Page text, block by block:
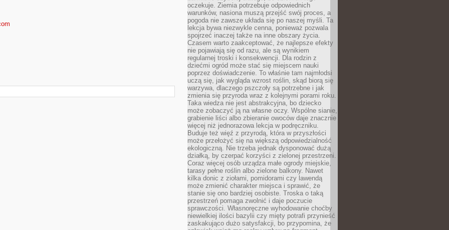
oczekuje. Ziemia potrzebuje odpowiednich
warunków, nasiona muszą przejść swój proces, a
pogoda nie zawsze układa się po naszej myśli. Ta
lekcja bywa niezwykle cenna, ponieważ pozwala
spojrzeć inaczej także na inne obszary życia.
Czasem warto zaakceptować, że najlepsze efekty
nie pojawiają się od razu, ale są wynikiem
regularnej troski i konsekwencji. Dla rodzin z
dziećmi ogród może stać się miejscem nauki
poprzez doświadczenie. To właśnie tam najmłodsi
uczą się, jak wygląda wzrost roślin, skąd biorą się
warzywa, dlaczego pszczoły są potrzebne i jak
zmienia się przyroda wraz z kolejnymi porami roku.
Taka wiedza nie jest abstrakcyjna, bo dziecko
może zobaczyć ją na własne oczy. Wspólne sianie,
grabienie liści albo zbieranie owoców daje znacznie
więcej niż jednorazowa lekcja w podręczniku.
Buduje też więź z przyrodą, która w przyszłości
może przełożyć się na większą odpowiedzialność
ekologiczną. Nie trzeba jednak dysponować dużą
działką, by czerpać korzyści z zielonej przestrzeni.
Coraz więcej osób urządza małe ogrody miejskie,
tarasy pełne roślin albo zielone balkony. Nawet
kilka donic z ziołami, pomidorami czy lawendą
może zmienić charakter miejsca i sprawić, że
stanie się ono bardziej osobiste. Troska o taką
przestrzeń pomaga zwolnić i daje poczucie
sprawczości. Własnoręczne wyhodowanie choćby
niewielkiej ilości bazylii czy mięty potrafi przynieść
zaskakująco dużo satysfakcji, bo przypomina, że